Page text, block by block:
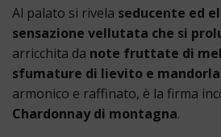
Al palato si rivela seducente ed
sensazione vellutata che si
arricchita da note fruttate di
sfumature di lievito e mandorla
armonico e raffinato, è la firma
Chardonnay di montagna.